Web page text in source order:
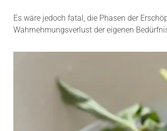
Es wäre jedoch fatal, die Phasen der
Wahrnehmungsverlust der eigenen